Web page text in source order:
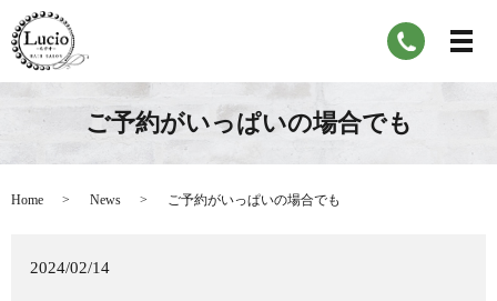
ご予約がいっぱいの場合でも
Home News ご予約がいっぱいの場合でも
2024/02/14